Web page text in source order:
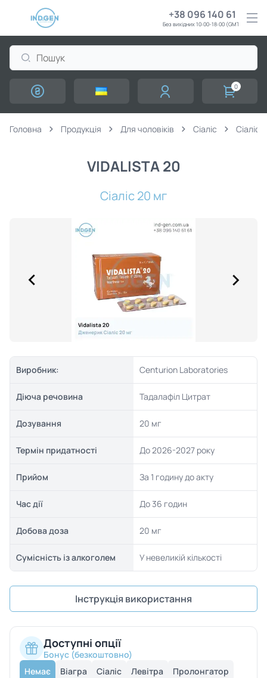
+38 096 140 61 61
Без вихідних 10:00-18:00 (GMT+3)
0
Головна Продукція Для чоловіків Сіаліс Сіаліс
VIDALISTA 20
Сіаліс 20 мг
Виробник: Centurion Laboratories
Діюча речовина Тадалафіл Цитрат
Дозування 20 мг
Термін придатності До 2026-2027 року
Прийом За 1 годину до акту
Час дії До 36 годин
Добова доза 20 мг
Сумісність із алкоголем У невеликій кількості
Інструкція використання
Доступні опції
Бонус (безкоштовно)
Немає
Віагра Сіаліс Левітра
Пролонгатор